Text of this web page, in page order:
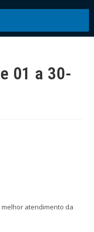
01 a 30-
atendimento da